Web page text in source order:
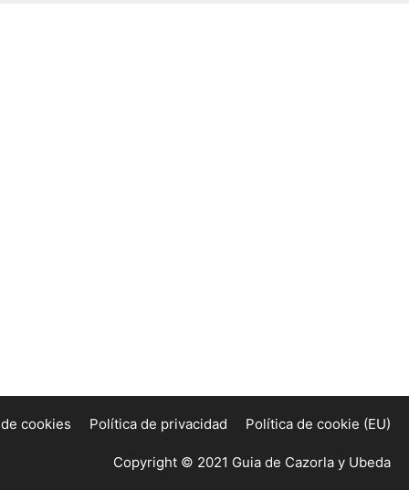
cookies Política de privacidad Política de cookie (EU)
Copyright © 2021 Guia de Cazorla y Ubeda